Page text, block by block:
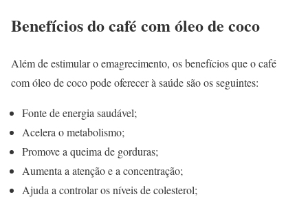
Benefícios do café com óleo de coco
Além de estimular o emagrecimento, os benefícios que o café
com óleo de coco pode oferecer à saúde são os seguintes:
Fonte de energia saudável;
Acelera o metabolismo;
Promove a queima de gorduras;
Aumenta a atenção e a concentração;
Ajuda a controlar os níveis de colesterol;